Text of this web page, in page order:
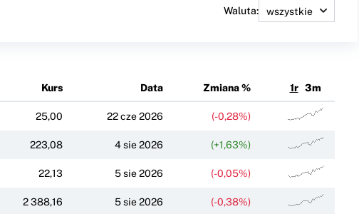
Waluta:
Kurs Data Zmiana % 1r 3m
25,00 22 cze 2026 (-0,28%)
223,08 4 sie 2026 (+1,63%)
22,13 5 sie 2026 (-0,05%)
2 388,16 5 sie 2026 (-0,38%)